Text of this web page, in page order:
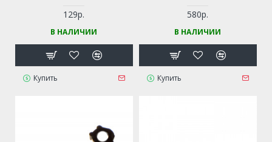
129р.
В НАЛИЧИИ
Купить
580р.
В НАЛИЧИИ
Купить